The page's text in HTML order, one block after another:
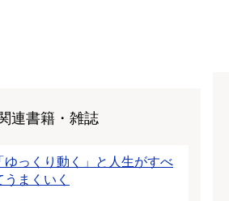
連書籍・雑誌
ゆっくり動く」と人生がすべ
うまくいく